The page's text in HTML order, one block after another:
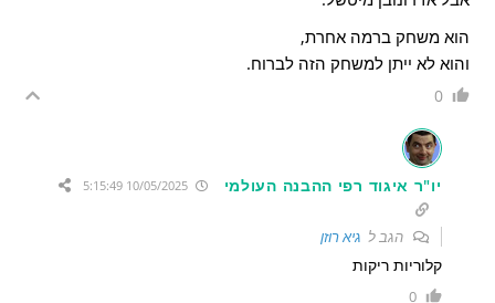
הוא משחק ברמה אחרת,
והוא לא ייתן למשחק הזה לברוח.
0
יו"ר איגוד רפי ההבנה העולמי 10/05/2025 5:15:49
הגב ל גיא רוזן
קלוריות ריקות
0